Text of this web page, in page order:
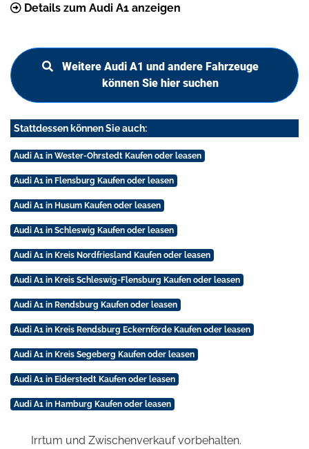
Details zum Audi A1 anzeigen
Weitere Audi A1 und andere Fahrzeuge
können Sie hier suchen
Stattdessen können Sie auch:
Audi A1 in Wester-Ohrstedt Kaufen oder leasen
Audi A1 in Flensburg Kaufen oder leasen
Audi A1 in Husum Kaufen oder leasen
Audi A1 in Schleswig Kaufen oder leasen
Audi A1 in Kreis Nordfriesland Kaufen oder leasen
Audi A1 in Kreis Schleswig-Flensburg Kaufen oder leasen
Audi A1 in Rendsburg Kaufen oder leasen
Audi A1 in Kreis Rendsburg Eckernförde Kaufen oder leasen
Audi A1 in Kreis Segeberg Kaufen oder leasen
Audi A1 in Eiderstedt Kaufen oder leasen
Audi A1 in Hamburg Kaufen oder leasen
Irrtum und Zwischenverkauf vorbehalten.